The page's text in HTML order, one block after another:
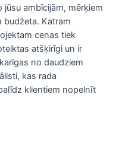
jūsu ambīcijām, mērķiem
budžeta. Katram
cenas tiek
atšķirīgi un ir
no daudziem
kas rada
klientiem nopelnīt